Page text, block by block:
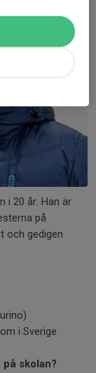
i 20 år. Han är
på
och gedigen
i Sverige
skolan?